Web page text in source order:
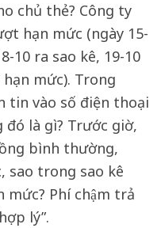
chủ thẻ? Công ty
hạn mức (ngày 15-
10 ra sao kê, 19-10
mức). Trong
tin vào số điện thoại
là gì? Trước giờ,
bình thường,
sao trong sao kê
mức? Phí chậm trả
lý”.